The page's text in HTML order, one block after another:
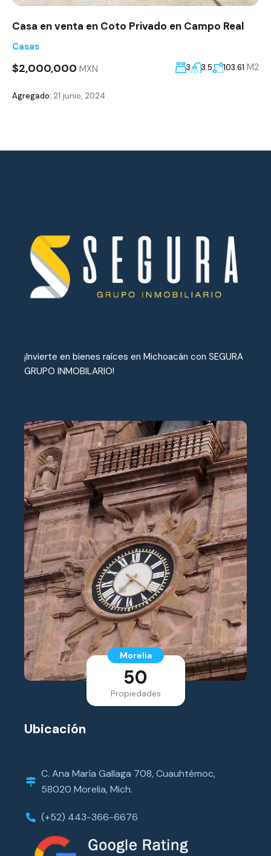
Casa en venta en Coto Privado en Campo Real
Casas
$2,000,000 MXN 3 3.5 103.61 M2
Agregado: 21 junio, 2024
¡Invierte en bienes raíces en Michoacán con SEGURA
GRUPO INMOBILARIO!
Morelia
50
Propiedades
Ubicación
C. Ana María Gallaga 708, Cuauhtémoc,
58020 Morelia, Mich.
(+52) 443-366-6676